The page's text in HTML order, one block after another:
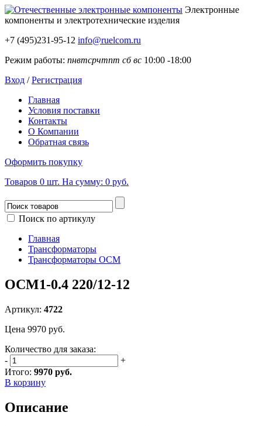
Электронные
компоненты и электротехнические изделия
+7 (495)231-95-12 info@ruelcom.ru
Режим работы: пнвтсрчтпт сб вс 10:00 -18:00
Вход /Регистрация
Главная
Условия поставки
Контакты
О Компании
Обратная связь
Оформить покупку
Товаров 0 шт. На сумму: 0 руб.
Поиск по артикулу
Главная
Трансформаторы
Трансформаторы ОСМ
ОСМ1-0.4 220/12-12
Артикул: 4722
Цена 9970 руб.
Количество для заказа:
-
+
Итого: 9970 руб.
В корзину
Описание